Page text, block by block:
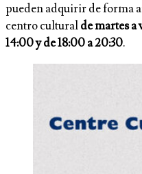
pueden adquirir de forma
centro culturalde martes a
14:00 y de 18:00 a 20:30.